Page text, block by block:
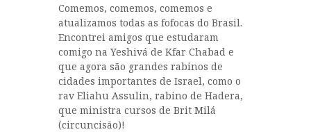
Comemos, comemos, comemos e
atualizamos todas as fofocas do Brasil.
Encontrei amigos que estudaram
comigo na Yeshivá de Kfar Chabad e
que agora são grandes rabinos de
cidades importantes de Israel, como o
rav Eliahu Assulin, rabino de Hadera,
que ministra cursos de Brit Milá
(circuncisão)!